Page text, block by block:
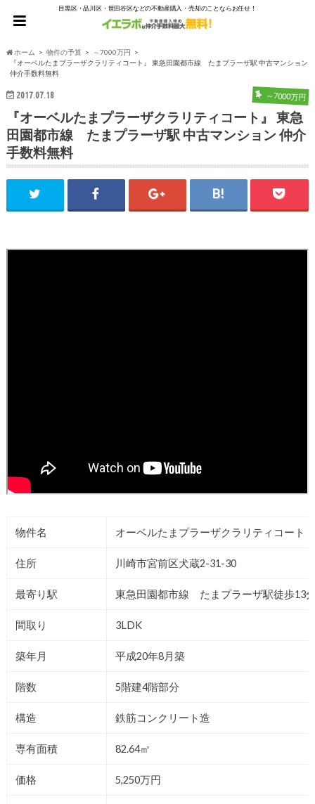
目黒区・品川区・世田谷区などの不動産購入・売却のことならお任せ！
ホーム 物件の予算
～7000万円
『オーベルたまプラーザクラリティコート』 東急田園都市線 たまプラーザ駅 中古マンション
仲介手数料無料
2017.07.18 ～7000万円
『オーベルたまプラーザクラリティコート』 東急
田園都市線 たまプラーザ駅 中古マンション 仲介
手数料無料
物件名 オーベルたまプラーザクラリティコート
住所 川崎市宮前区犬蔵2-31-30
最寄り駅 東急田園都市線 たまプラーザ駅徒歩13
間取り 3LDK
築年月 平成20年8月築
階数 5階建4階部分
構造 鉄筋コンクリート造
専有面積 82.64㎡
価格 5,250万円